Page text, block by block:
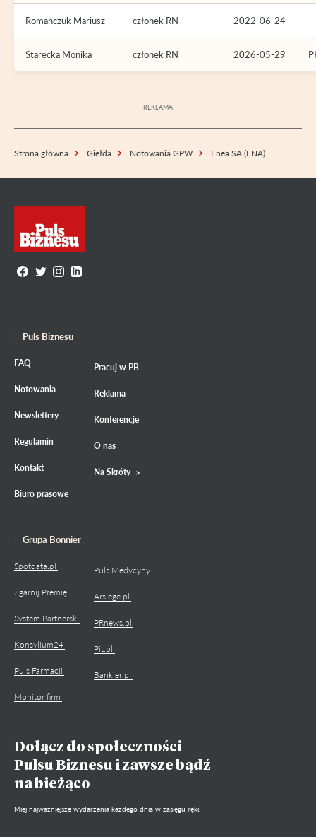
Romańczuk Mariusz członek RN 2022-06-24
Starecka Monika członek RN 2026-05-29
Strona główna Giełda Notowania GPW Enea SA (ENA)
Puls Biznesu
FAQ
Notowania
Newslettery
Regulamin
Kontakt
Biuro prasowe
Pracuj w PB
Reklama
Konferencje
O nas
Na Skróty
Grupa Bonnier
Spotdata.pl
Zgarnij Premię
System Partnerski
Konsylium24
Puls Farmacji
Monitor firm
Puls Medycyny
Arslege.pl
PRnews.pl
Pit.pl
Bankier.pl
Dołącz do społeczności
Pulsu Biznesu i zawsze bądź
na bieżąco
Miej najważniejsze wydarzenia każdego dnia w zasięgu ręki.